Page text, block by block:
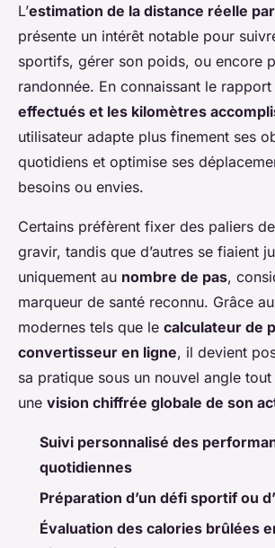
L’estimation de la distance réelle
présente un intérêt notable pour
sportifs, gérer son poids, ou encore
randonnée. En connaissant le
effectués et les kilomètres
utilisateur adapte plus finement ses
quotidiens et optimise ses
besoins ou envies.
Certains préfèrent fixer des paliers
gravir, tandis que d’autres se fiaient
uniquement au nombre de pas,
marqueur de santé reconnu. Grâce
modernes tels que le calculateur de
convertisseur en ligne, il devient
sa pratique sous un nouvel angle
une vision chiffrée globale de son
Suivi personnalisé des
quotidiennes
Préparation d’un défi sportif ou
Évaluation des calories brûlées